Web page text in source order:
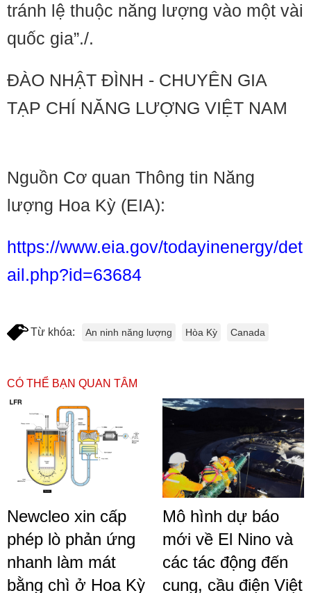
tránh lệ thuộc năng lượng vào một vài
quốc gia”./.
ĐÀO NHẬT ĐÌNH - CHUYÊN GIA
TẠP CHÍ NĂNG LƯỢNG VIỆT NAM
Nguồn Cơ quan Thông tin Năng
lượng Hoa Kỳ (EIA):
https://www.eia.gov/todayinenergy/det
ail.php?id=63684
Từ khóa: An ninh năng lượng Hòa Kỳ Canada
CÓ THỂ BẠN QUAN TÂM
Newcleo xin cấp
phép lò phản ứng
nhanh làm mát
bằng chì ở Hoa Kỳ
Mô hình dự báo
mới về El Nino và
các tác động đến
cung, cầu điện Việt